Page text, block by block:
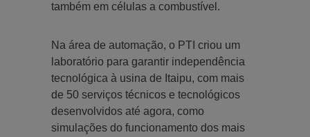
também em células a combustível.
Na área de automação, o PTI criou um
laboratório para garantir independência
tecnológica à usina de Itaipu, com mais
de 50 serviços técnicos e tecnológicos
desenvolvidos até agora, como
simulações do funcionamento dos mais